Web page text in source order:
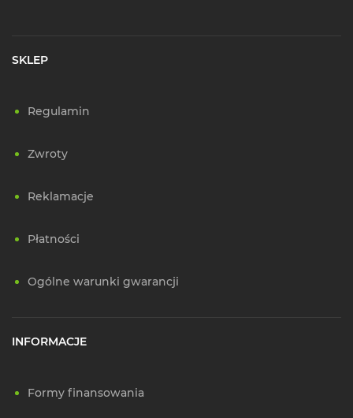
SKLEP
Regulamin
Zwroty
Reklamacje
Płatności
Ogólne warunki gwarancji
INFORMACJE
Formy finansowania